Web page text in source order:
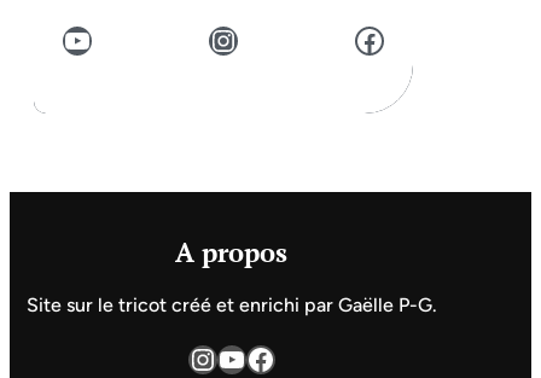
YouTube Instagram Facebook
A propos
Site sur le tricot créé et enrichi par Gaëlle P-G.
InstagramYouTube Facebook